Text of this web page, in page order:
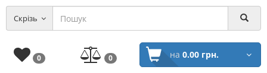
Скрізь
0 0 на 0.00 грн.